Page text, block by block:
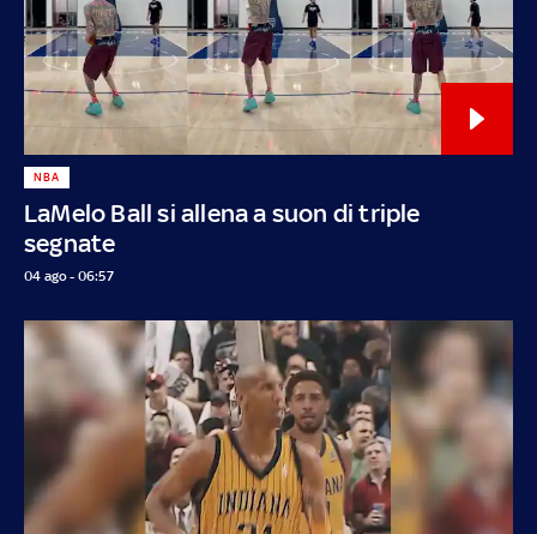
LaMelo Ball si allena a suon di triple
segnate
NBA
04 ago - 06:57